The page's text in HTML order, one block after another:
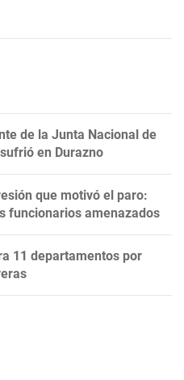
de la Junta Nacional de
en Durazno
que motivó el paro:
funcionarios amenazados
11 departamentos por